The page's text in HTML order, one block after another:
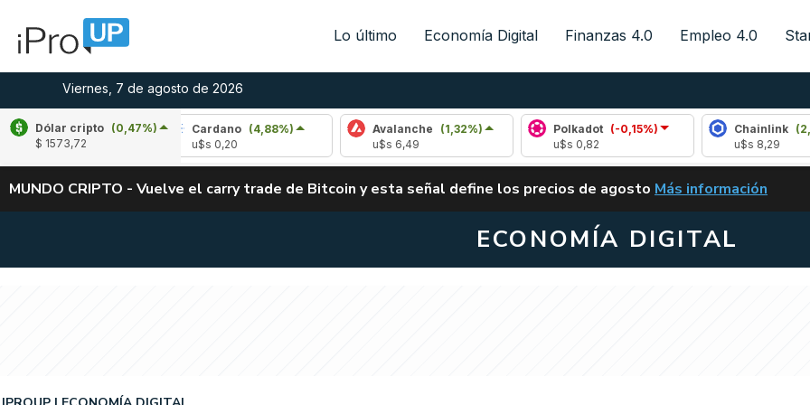
Lo último Economía Digital Finanzas 4.0 Empleo 4.0
Viernes, 7 de agosto de 2026
Dólar cripto (0,47%)
$ 1573,72
Cardano
(4,88%)
Avalanche (1,32%)
Polkadot
(-0,15%)
Chainlink (2,14%)
ALERTA
MUNDO CRIPTO - Vuelve el carry trade de Bitcoin y esta señal define los precios de agosto VUELVE EL CARRY
Más información
ECONOMÍA DIGITAL